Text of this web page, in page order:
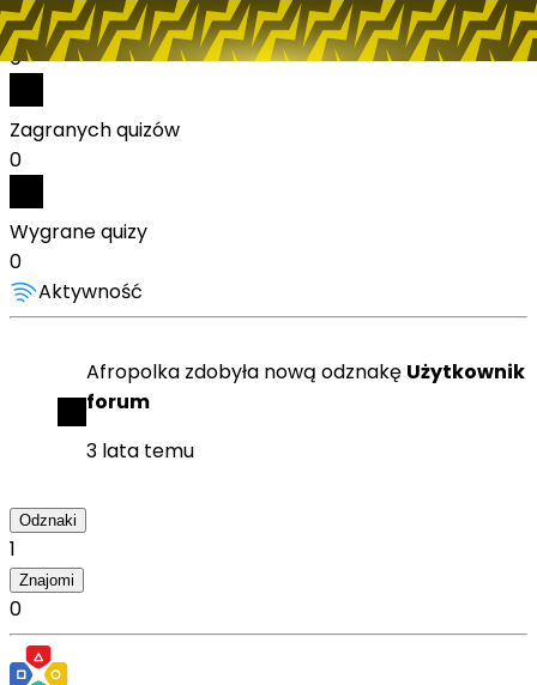
Odebranych nagród
0
Zagranych quizów
0
Wygrane quizy
0
Aktywność
Afropolka zdobyła nową odznakę Użytkownik
forum
3 lata temu
Odznaki
1
Znajomi
0